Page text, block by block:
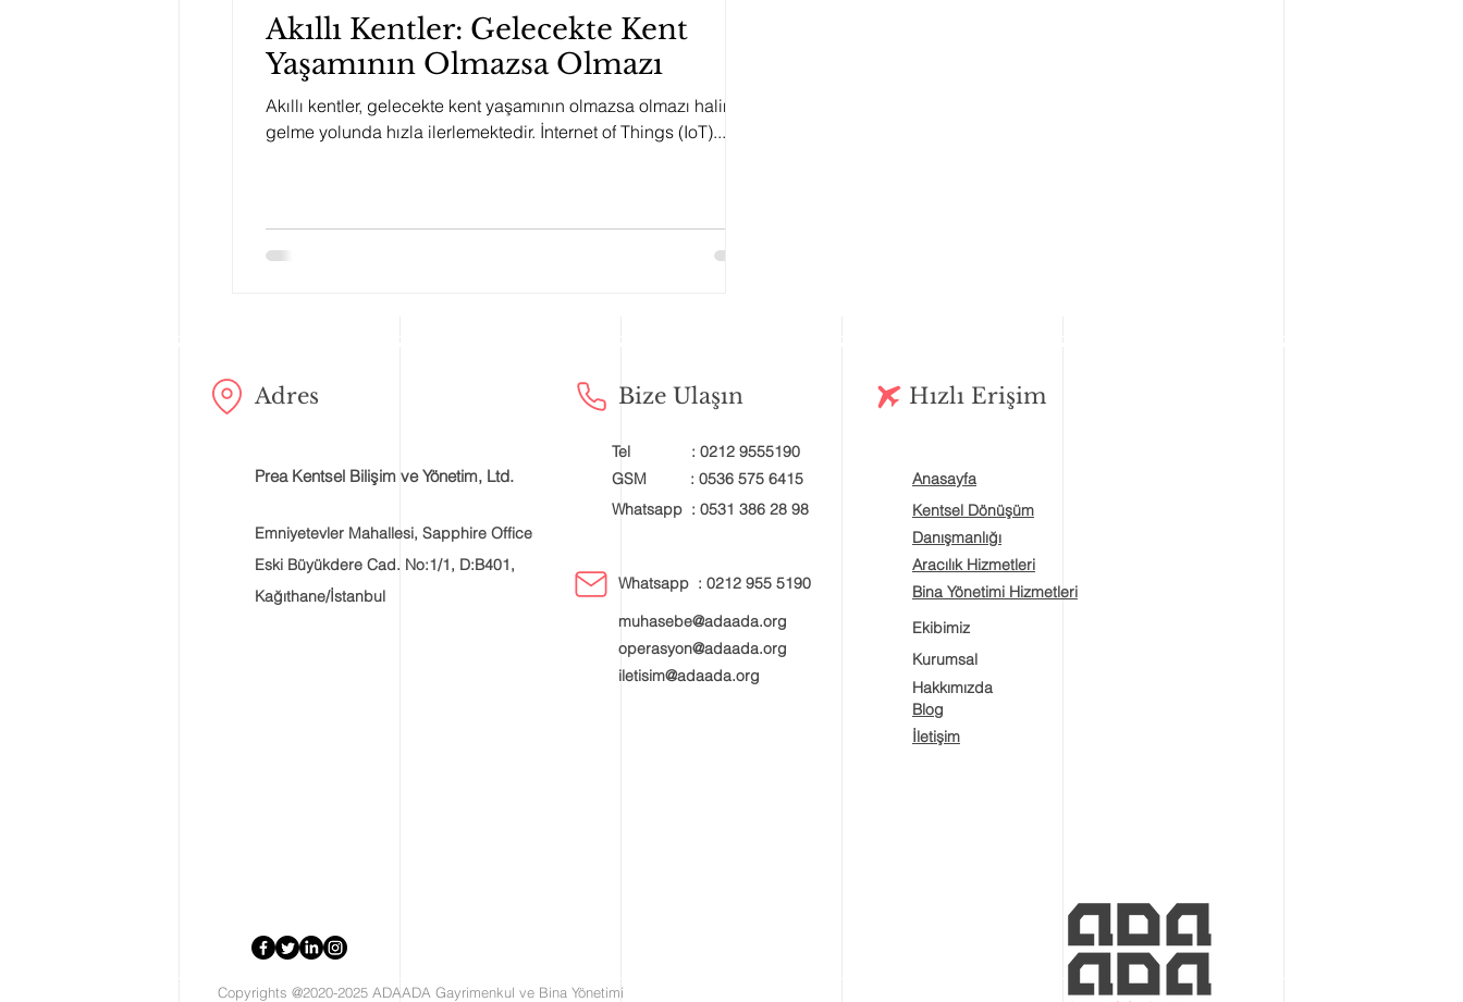
Akıllı Kentler: Gelecekte Kent
Yaşamının Olmazsa Olmazı
Akıllı kentler, gelecekte kent yaşamının olmazsa olmazı haline
gelme yolunda hızla ilerlemektedir. İnternet of Things (IoT)...
Adres Bize Ulaşın Hızlı Erişim
Tel : 0212 9555190
Prea Kentsel Bilişim ve Yönetim, Ltd.
Emniyetevler Mahallesi, Sapphire Office
Eski Büyükdere Cad. No:1/1, D:B401,
Kağıthane/İstanbul
GSM : 0536 575 6415
Whatsapp : 0531 386 28 98
Whatsapp : 0212 955 5190
muhasebe@adaada.org
operasyon@adaada.org
iletisim@adaada.org
Anasayfa
Kentsel Dönüşüm
Danışmanlığı
Aracılık Hizmetleri
Bina Yönetimi Hizmetleri
Ekibimiz
Kurumsal
Hakkımızda
Blog
İletişim
Copyrights @2020-2025 ADAADA Gayrimenkul ve Bina Yönetimi